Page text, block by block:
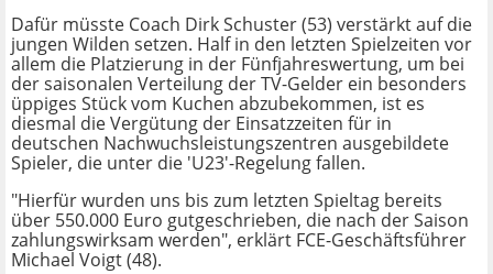
Dafür müsste Coach Dirk Schuster (53) verstärkt auf die
jungen Wilden setzen. Half in den letzten Spielzeiten vor
allem die Platzierung in der Fünfjahreswertung, um bei
der saisonalen Verteilung der TV-Gelder ein besonders
üppiges Stück vom Kuchen abzubekommen, ist es
diesmal die Vergütung der Einsatzzeiten für in
deutschen Nachwuchsleistungszentren ausgebildete
Spieler, die unter die 'U23'-Regelung fallen.
"Hierfür wurden uns bis zum letzten Spieltag bereits
über 550.000 Euro gutgeschrieben, die nach der Saison
zahlungswirksam werden", erklärt FCE-Geschäftsführer
Michael Voigt (48).